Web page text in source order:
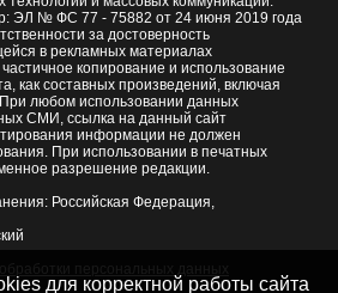
ЭЛ № ФС 77 - 75882 от 24 июня 2019 года
за достоверность
в рекламных материалах
копирование и использование
как составных произведений, включая
любом использовании данных
СМИ, ссылка на данный сайт
информации не должен
При использовании в печатных
разрешение редакции.
Российская Федерация,
для корректной работы сайта